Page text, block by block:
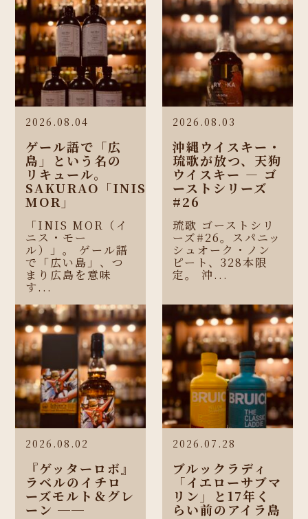
2026.08.04
ゲール語で「広
島」という名の
リキュール。
SAKURAO「INIS
MOR」
「INIS MOR（イ
ニス・モー
ル）」。 ゲール語
で「広い島」、つ
まり広島を意味
す...
2026.08.03
沖縄ウイスキー・
琉歌が放つ、天狗
ウイスキー ― ゴ
ーストシリーズ
#26
琉歌 ゴーストシリ
ーズ#26。スパニッ
シュオーク・ノン
ピート、328本限
定。 沖...
2026.08.02
『ゲッターロボ』
ラベルのイチロ
ーズモルト＆グレ
ーン ──
2026.07.28
ブルックラディ
「イエローサブマ
リン」と17年く
らい前のアイラ島